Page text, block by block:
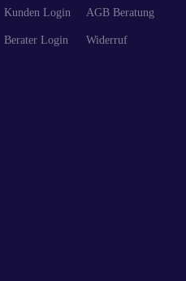
Kunden Login
Berater Login
AGB Beratung
Widerruf